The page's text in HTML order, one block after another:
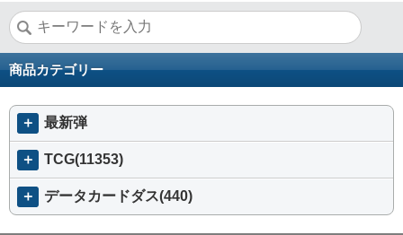
商品カテゴリー
＋ 最新弾
＋ TCG(11353)
＋ データカードダス(440)